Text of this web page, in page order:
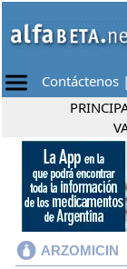
Contáctenos |
ARZOMICIN